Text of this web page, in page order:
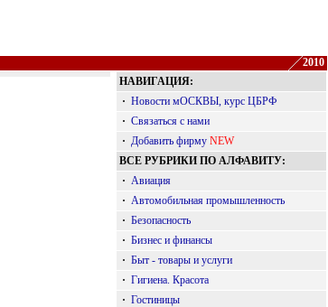
2010
НАВИГАЦИЯ:
· Новости мОСКВЫ, курс ЦБРФ
· Связаться с нами
· Добавить фирму NEW
ВСЕ РУБРИКИ ПО АЛФАВИТУ:
· Авиация
· Автомобильная промышленность
· Безопасность
· Бизнес и финансы
· Быт - товары и услуги
· Гигиена. Красота
· Гостиницы